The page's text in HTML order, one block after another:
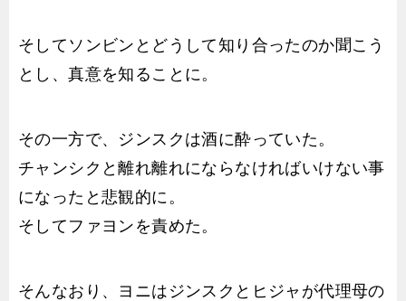
そしてソンビンとどうして知り合ったのか聞こう
とし、真意を知ることに。
その一方で、ジンスクは酒に酔っていた。
チャンシクと離れ離れにならなければいけない事
になったと悲観的に。
そしてファヨンを責めた。
そんなおり、ヨニはジンスクとヒジャが代理母の